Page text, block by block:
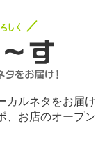
カルネタをお届け
、お店のオープン